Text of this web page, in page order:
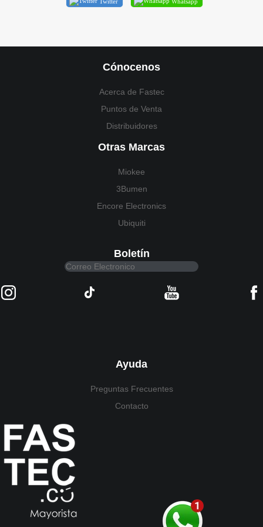
Cónocenos
Acerca de Fastec
Puntos de Venta
Distribuidores
Otras Marcas
Miokee
3Bumen
Encore Electronics
Ubiquiti
Boletín
Ayuda
Preguntas Frecuentes
Contacto